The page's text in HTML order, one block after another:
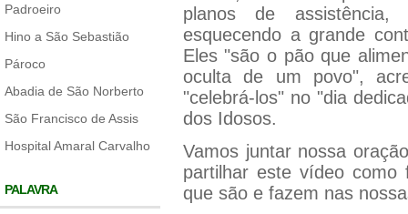
Padroeiro
Hino a São Sebastião
Pároco
Abadia de São Norberto
São Francisco de Assis
Hospital Amaral Carvalho
PALAVRA
planos de
esquecendo a grande
Eles "são o pão que
oculta de um povo",
"celebrá-los" no "dia
dos Idosos.
Vamos juntar nossa
partilhar este vídeo
que são e fazem nas